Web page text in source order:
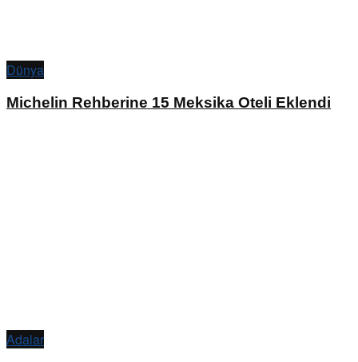
Dünya
Michelin Rehberine 15 Meksika Oteli Eklendi
Adalar